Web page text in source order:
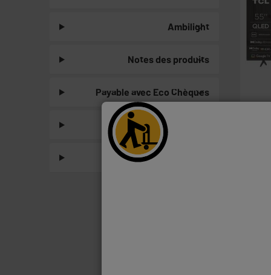
Ambilight
Notes des produits
Payable avec Eco Chèques
A ne pas manquer !